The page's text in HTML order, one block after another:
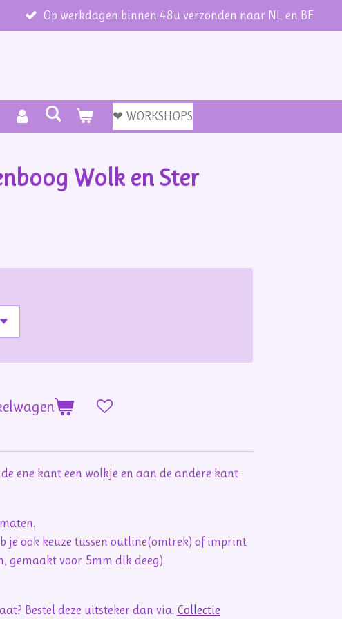
Op werkdagen binnen 48u verzonden naar NL en BE
❤ WORKSHOPS
Wolk en Ster
ene kant een wolkje en aan de andere kant
je ook keuze tussen outline(omtrek) of imprint
gemaakt voor 5mm dik deeg).
Bestel deze uitsteker dan via: Collectie